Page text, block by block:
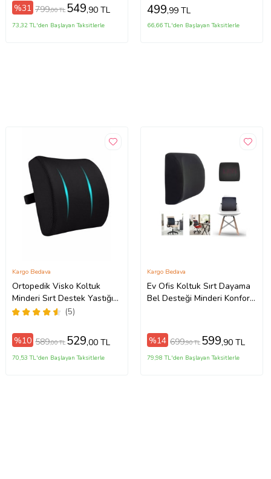
%31 799,00 TL 549,90 TL
73,32 TL'den Başlayan Taksitlerle
499,99 TL
66,66 TL'den Başlayan Taksitlerle
Ortopedik Visko Koltuk
Minderi Sırt Destek Yastığı
Araç Sandalye Bel Sırt
(5)
Kargo Bedava
%10 589,00 TL 529,00 TL
70,53 TL'den Başlayan Taksitlerle
Ev Ofis Koltuk Sırt Dayama
Bel Desteği Minderi Konfor
Kargo Bedava
%14 699,90 TL 599,90 TL
79,98 TL'den Başlayan Taksitlerle